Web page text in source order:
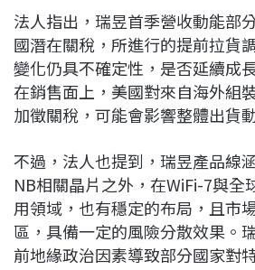
法人指出，瑞昱首季營收動能部
國潛在關稅，所進行的提前拉貨
變化仍具不確定性，是否延續成
在銷售面上，美國對來自海外組
加徵關稅，可能會影響整體出貨
不過，法人也提到，瑞昱產品線
NB相關晶片之外，在WiFi-7與全
用領域，也有穩定的布局，且市
區，具備一定的風險分散效果。
前地緣政治因素導致部分國家對